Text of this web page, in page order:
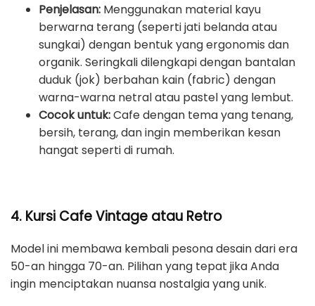
Penjelasan: Menggunakan material kayu
berwarna terang (seperti jati belanda atau
sungkai) dengan bentuk yang ergonomis dan
organik. Seringkali dilengkapi dengan bantalan
duduk (jok) berbahan kain (fabric) dengan
warna-warna netral atau pastel yang lembut.
Cocok untuk:Cafe dengan tema yang tenang,
bersih, terang, dan ingin memberikan kesan
hangat seperti di rumah.
4. Kursi Cafe Vintage atau Retro
Model ini membawa kembali pesona desain dari era
50-an hingga 70-an. Pilihan yang tepat jika Anda
ingin menciptakan nuansa nostalgia yang unik.